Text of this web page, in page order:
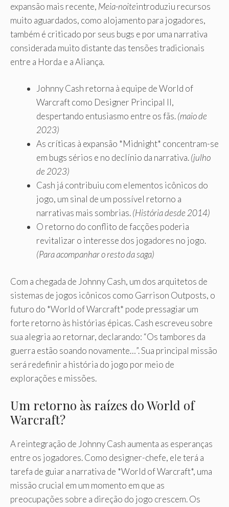
expansão mais recente, Meia-noiteintroduziu recursos
muito aguardados, como alojamento para jogadores,
também é criticado por seus bugs e por uma narrativa
considerada muito distante das tensões tradicionais
entre a Horda e a Aliança.
Johnny Cash retorna à equipe de World of
Warcraft como Designer Principal II,
despertando entusiasmo entre os fãs.(maio de
2023)
As críticas à expansão *Midnight* concentram-se
em bugs sérios e no declínio da narrativa.(julho
de 2023)
Cash já contribuiu com elementos icônicos do
jogo, um sinal de um possível retorno a
narrativas mais sombrias.(História desde 2014)
O retorno do conflito de facções poderia
revitalizar o interesse dos jogadores no jogo.
(Para acompanhar o resto da saga)
Com a chegada de Johnny Cash, um dos arquitetos de
sistemas de jogos icônicos como Garrison Outposts, o
futuro do *World of Warcraft* pode pressagiar um
forte retorno às histórias épicas. Cash escreveu sobre
sua alegria ao retornar, declarando: “Os tambores da
guerra estão soando novamente…”. Sua principal missão
será redefinir a história do jogo por meio de
explorações e missões.
Um retorno às raízes do World of
Warcraft?
A reintegração de Johnny Cash aumenta as esperanças
entre os jogadores. Como designer-chefe, ele terá a
tarefa de guiar a narrativa de *World of Warcraft*, uma
missão crucial em um momento em que as
preocupações sobre a direção do jogo crescem. Os